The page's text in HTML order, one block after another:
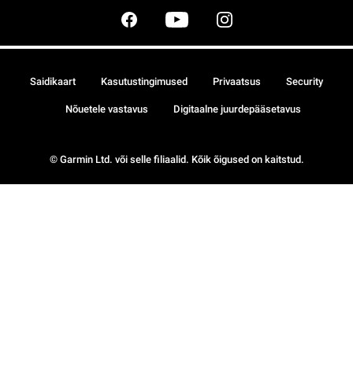
© Garmin Ltd. või selle filiaalid. Kõik õigused on kaitstud.
Saidikaart Kasutustingimused Privaatsus Security
Nõuetele vastavus Digitaalne juurdepääsetavus